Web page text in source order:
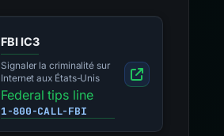
FBI IC3
Signaler la criminalité sur
Internet aux États-Unis
Federal tips line
1-800-CALL-FBI